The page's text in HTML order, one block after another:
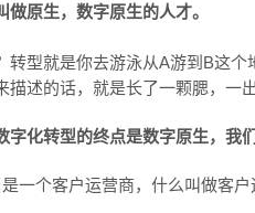
原生，数字原生的人才。
转型就是你去游泳从A游到B这
描述的话，就是长了一颗腮，一
字化转型的终点是数字原生，
一个客户运营商，什么叫做客